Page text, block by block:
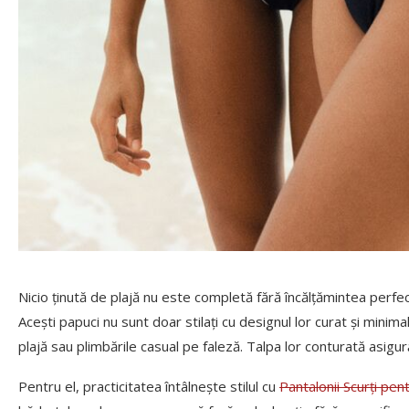
Nicio ținută de plajă nu este completă fără încălțămintea
Acești papuci nu sunt doar stilați cu designul lor curat și
plajă sau plimbările casual pe faleză. Talpa lor conturată
Pentru el, practicitatea întâlnește stilul cu Pantalonii Scurți